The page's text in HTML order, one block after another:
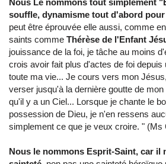
Nous Le nommons tout simplement
souffle, dynamisme tout d'abord
peut être éprouvée elle aussi, comme
saints comme Thérèse de l'Enfant
jouissance de la foi, je tâche au moins
crois avoir fait plus d'actes de foi depuis
toute ma vie... Je cours vers mon
verser jusqu'à la dernière goutte de
qu'il y a un Ciel... Lorsque je chante le
possession de Dieu, je n'en ressens
simplement ce que je veux croire. " (Ms
Nous le nommons Esprit-Saint, car il